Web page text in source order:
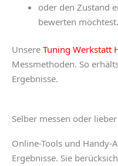
oder den Zustand
bewerten möchtest.
Unsere Tuning Werkstatt
Messmethoden. So
Ergebnisse.
Selber messen oder
Online-Tools und Handy-
Ergebnisse. Sie